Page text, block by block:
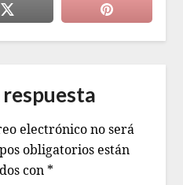
respuesta
electrónico no será
obligatorios están
con *